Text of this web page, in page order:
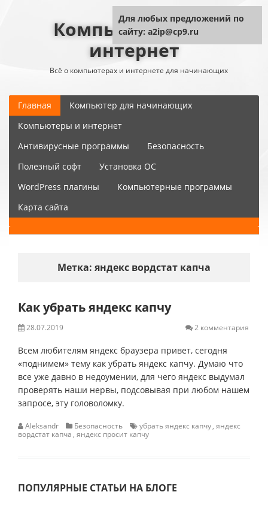
Компьютер плюс
интернет
Всё о компьютерах и интернете для начинающих
Главная
Компьютер для начинающих
Компьютеры и интернет
Антивирусные программы
Безопасность
Полезный софт
Установка ОС
WordPress плагины
Компьютерные программы
Карта сайта
Метка: яндекс вордстат капча
Как убрать яндекс капчу
28.07.2019 2 комментария
Всем любителям яндекс браузера привет, сегодня
«поднимем» тему как убрать яндекс капчу. Думаю что
все уже давно в недоумении, для чего яндекс выдумал
проверять наши нервы, подсовывая при любом нашем
запросе, эту головоломку.
Aleksandr Безопасность убрать яндекс капчу, яндекс
вордстат капча , яндекс просит капчу
ПОПУЛЯРНЫЕ СТАТЬИ НА БЛОГЕ
Для любых предложений по
сайту: a2ip@cp9.ru